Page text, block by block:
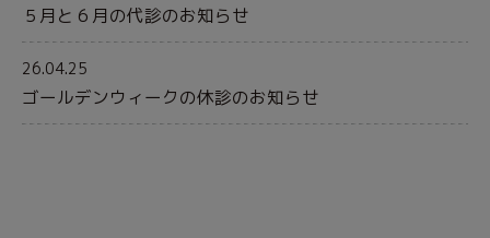
５月と６月の代診のお知らせ
26.04.25
ゴールデンウィークの休診のお知らせ